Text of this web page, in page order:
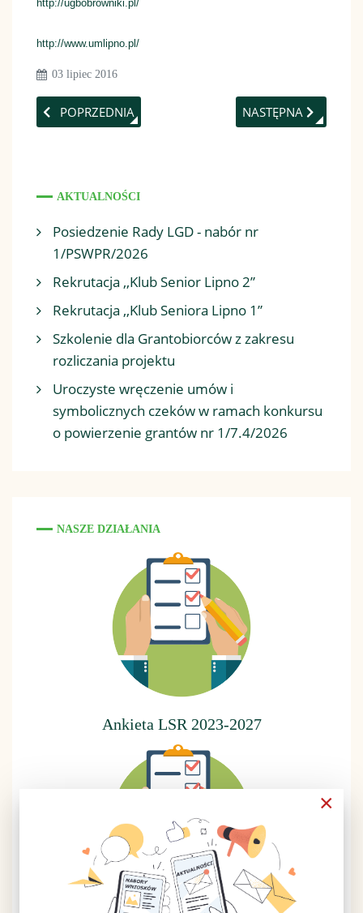
http://ugbobrowniki.pl/
http://www.umlipno.pl/
03 lipiec 2016
POPRZEDNIA STRONA: BIURO LGD
POPRZEDNIA NASTĘPNA STRONA:
NASTĘPNA
AKTUALNOŚCI
Posiedzenie Rady LGD - nabór nr
1/PSWPR/2026
Rekrutacja ,,Klub Senior Lipno 2”
Rekrutacja ,,Klub Seniora Lipno 1”
Szkolenie dla Grantobiorców z zakresu
rozliczania projektu
Uroczyste wręczenie umów i
symbolicznych czeków w ramach konkursu
o powierzenie grantów nr 1/7.4/2026
NASZE DZIAŁANIA
Ankieta LSR 2023-2027
Ankieta LSR 2014-2020
×